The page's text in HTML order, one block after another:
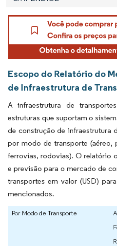
Escopo do Relatório do
de Infraestrutura de
A infraestrutura de
estruturas que suportam o
de construção de infraestrutura
por modo de transporte (aéreo,
ferrovias, rodovias). O relatório
e previsão para o mercado de
transportes em valor (USD)
mencionados.
Por Modo de Transporte